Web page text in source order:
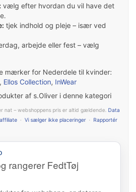
vælg efter hvordan du vil have det
tjek indhold og pleje – især ved
arbejde eller fest – vælg
mærker for Nederdele til kvinder:
, Ellos Collection, InWear
af s.Oliver i denne kategori
nat – webshoppens pris er altid gældende. Data
· Vi sælger ikke placeringer · Rapportér
rangerer FedtTøj